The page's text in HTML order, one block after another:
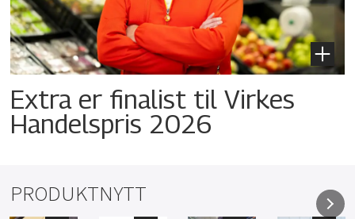
Extra er finalist til Virkes
Handelspris 2026
PRODUKTNYTT